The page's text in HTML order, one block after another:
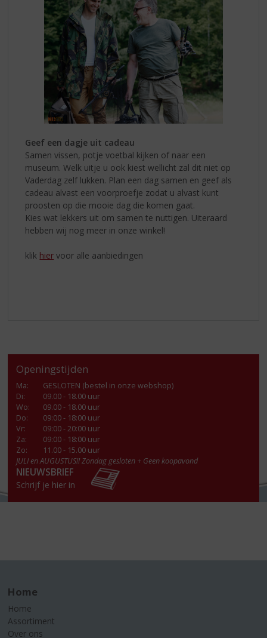
Geef een dagje uit cadeau
Samen vissen, potje voetbal kijken of naar een
museum. Welk uitje u ook kiest wellicht zal dit niet op
Vaderdag zelf lukken. Plan een dag samen en geef als
cadeau alvast een voorproefje zodat u alvast kunt
proosten op die mooie dag die komen gaat.
Kies wat lekkers uit om samen te nuttigen. Uiteraard
hebben wij nog meer in onze winkel!
klik hier voor alle aanbiedingen
Openingstijden
Ma:
GESLOTEN (bestel in onze webshop)
Di:
09.00 - 18.00 uur
Wo:
09.00 - 18.00 uur
Do:
09:00 - 18:00 uur
Vr:
09:00 - 20:00 uur
Za:
09:00 - 18:00 uur
Zo:
11.00 - 15.00 uur
JULI en AUGUSTUS!! Zondag gesloten + Geen koopavond
NIEUWSBRIEF
Schrijf je hier in
Home
Home
Assortiment
Over ons